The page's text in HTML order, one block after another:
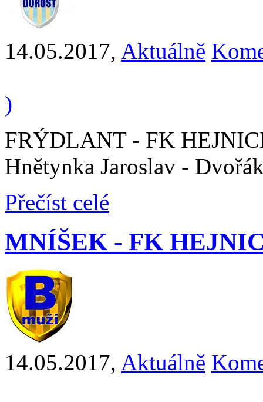
14.05.2017, Aktuálně
)
FRÝDLANT - FK
Hnětynka Jaroslav -
Přečíst celé
MNÍŠEK - FK
14.05.2017, Aktuálně